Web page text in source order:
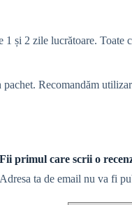
și 2 zile lucrătoare. Toate
Recomandăm
Fii primul care scrii o
Adresa ta de email nu va fi